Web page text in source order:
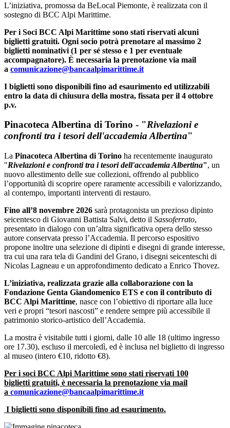
L’iniziativa, promossa da BeLocal Piemonte, è realizzata con il
sostegno di BCC Alpi Marittime.
Per i Soci BCC Alpi Marittime sono stati riservati alcuni
biglietti gratuiti. Ogni socio potrà prenotare al massimo 2
biglietti nominativi (1 per sé stesso e 1 per eventuale
accompagnatore). È necessaria la prenotazione via mail
a comunicazione@bancaalpimarittime.it
I biglietti sono disponibili fino ad esaurimento ed utilizzabili
entro la data di chiusura della mostra, fissata per il 4 ottobre
p.v.
Pinacoteca Albertina di Torino - "Rivelazioni e
confronti tra i tesori dell'accademia Albertina"
La Pinacoteca Albertina di Torino ha recentemente inaugurato
"Rivelazioni e confronti tra i tesori dell'accademia Albertina", un
nuovo allestimento delle sue collezioni, offrendo al pubblico
l’opportunità di scoprire opere raramente accessibili e valorizzando,
al contempo, importanti interventi di restauro.
Fino all’8 novembre 2026 sarà protagonista un prezioso dipinto
seicentesco di Giovanni Battista Salvi, detto il Sassoferrato,
presentato in dialogo con un’altra significativa opera dello stesso
autore conservata presso l’Accademia. Il percorso espositivo
propone inoltre una selezione di dipinti e disegni di grande interesse,
tra cui una rara tela di Gandini del Grano, i disegni seicenteschi di
Nicolas Lagneau e un approfondimento dedicato a Enrico Thovez.
L’iniziativa, realizzata grazie alla collaborazione con la
Fondazione Genta Giandomenico ETS e con il contributo di
BCC Alpi Marittime, nasce con l’obiettivo di riportare alla luce
veri e propri “tesori nascosti” e rendere sempre più accessibile il
patrimonio storico-artistico dell’Accademia.
La mostra è visitabile tutti i giorni, dalle 10 alle 18 (ultimo ingresso
ore 17.30), escluso il mercoledì, ed è inclusa nel biglietto di ingresso
al museo (intero €10, ridotto €8).
Per i soci BCC Alpi Marittime sono stati riservati 100
biglietti gratuiti, è necessaria la prenotazione via mail
a comunicazione@bancaalpimarittime.it
I biglietti sono disponibili fino ad esaurimento.